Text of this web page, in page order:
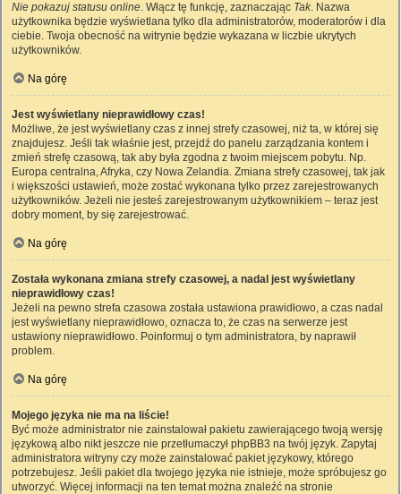
Nie pokazuj statusu online. Włącz tę funkcję, zaznaczając Tak. Nazwa
użytkownika będzie wyświetlana tylko dla administratorów, moderatorów i dla
ciebie. Twoja obecność na witrynie będzie wykazana w liczbie ukrytych
użytkowników.
Na górę
Jest wyświetlany nieprawidłowy czas!
Możliwe, że jest wyświetlany czas z innej strefy czasowej, niż ta, w której się
znajdujesz. Jeśli tak właśnie jest, przejdź do panelu zarządzania kontem i
zmień strefę czasową, tak aby była zgodna z twoim miejscem pobytu. Np.
Europa centralna, Afryka, czy Nowa Zelandia. Zmiana strefy czasowej, tak jak
i większości ustawień, może zostać wykonana tylko przez zarejestrowanych
użytkowników. Jeżeli nie jesteś zarejestrowanym użytkownikiem – teraz jest
dobry moment, by się zarejestrować.
Na górę
Została wykonana zmiana strefy czasowej, a nadal jest wyświetlany
nieprawidłowy czas!
Jeżeli na pewno strefa czasowa została ustawiona prawidłowo, a czas nadal
jest wyświetlany nieprawidłowo, oznacza to, że czas na serwerze jest
ustawiony nieprawidłowo. Poinformuj o tym administratora, by naprawił
problem.
Na górę
Mojego języka nie ma na liście!
Być może administrator nie zainstalował pakietu zawierającego twoją wersję
językową albo nikt jeszcze nie przetłumaczył phpBB3 na twój język. Zapytaj
administratora witryny czy może zainstalować pakiet językowy, którego
potrzebujesz. Jeśli pakiet dla twojego języka nie istnieje, może spróbujesz go
utworzyć. Więcej informacji na ten temat można znaleźć na stronie